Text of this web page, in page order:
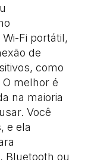
Fi portátil,
de
como
melhor é
na maioria
Você
e ela
Bluetooth ou